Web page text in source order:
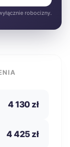
robocizny.
4 130 zł
4 425 zł